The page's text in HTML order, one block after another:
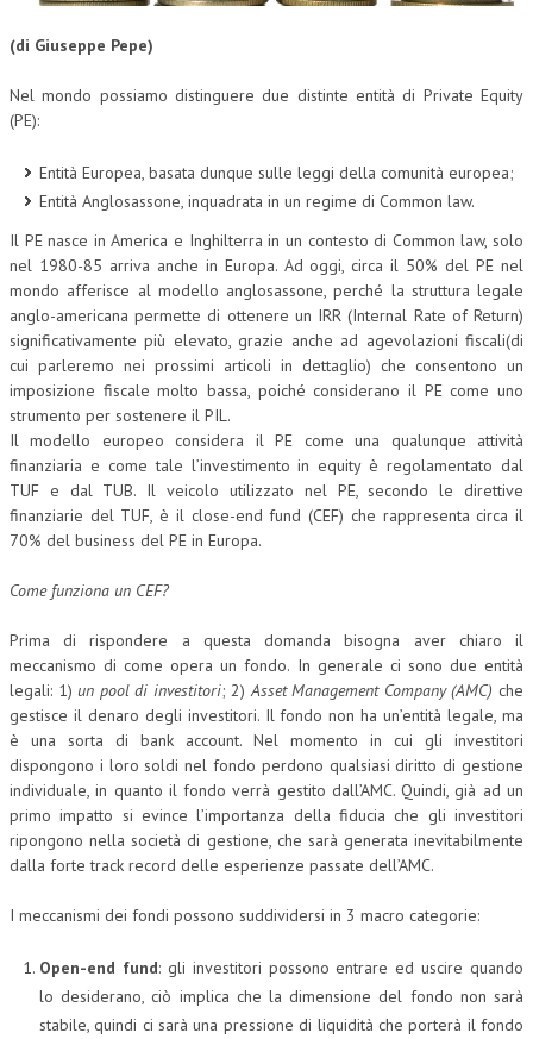
BROCHURE CE.S.E.D.
LA RIVISTA
LA RIVISTA
COMITATO SCIENTIFICO
COMITATO EDITORIALE
REDAZIONE
PEER REVIEW
CODICE ETICO
AUTORI
CORPORATE SOCIAL RESPONSIBILITY
ECONOMIA DELL’ARTE
HUMAN RESOURCES
RISORSE UMANE
TREASURY IN FINANCIAL SERVICES
RISK MANAGEMENT
SVILUPPO SOSTENIBILE
(di Giuseppe Pepe)
Nel mondo possiamo distinguere due distinte entità di Private Equity
(PE):
Entità Europea, basata dunque sulle leggi della comunità europea;
Entità Anglosassone, inquadrata in un regime di Common law.
Il PE nasce in America e Inghilterra in un contesto di Common law, solo
nel 1980-85 arriva anche in Europa. Ad oggi, circa il 50% del PE nel
mondo afferisce al modello anglosassone, perché la struttura legale
anglo-americana permette di ottenere un IRR (Internal Rate of Return)
significativamente più elevato, grazie anche ad agevolazioni fiscali(di
cui parleremo nei prossimi articoli in dettaglio) che consentono un
imposizione fiscale molto bassa, poiché considerano il PE come uno
strumento per sostenere il PIL.
Il modello europeo considera il PE come una qualunque attività
finanziaria e come tale l’investimento in equity è regolamentato dal
TUF e dal TUB. Il veicolo utilizzato nel PE, secondo le direttive
finanziarie del TUF, è il close-end fund (CEF) che rappresenta circa il
70% del business del PE in Europa.
Come funziona un CEF?
Prima di rispondere a questa domanda bisogna aver chiaro il
meccanismo di come opera un fondo. In generale ci sono due entità
legali: 1) un pool di investitori; 2)Asset Management Company (AMC) che
gestisce il denaro degli investitori. Il fondo non ha un’entità legale, ma
è una sorta di bank account. Nel momento in cui gli investitori
dispongono i loro soldi nel fondo perdono qualsiasi diritto di gestione
individuale, in quanto il fondo verrà gestito dall’AMC. Quindi, già ad un
primo impatto si evince l’importanza della fiducia che gli investitori
ripongono nella società di gestione, che sarà generata inevitabilmente
dalla forte track record delle esperienze passate dell’AMC.
I meccanismi dei fondi possono suddividersi in 3 macro categorie:
Open-end fund: gli investitori possono entrare ed uscire quando
lo desiderano, ciò implica che la dimensione del fondo non sarà
stabile, quindi ci sarà una pressione di liquidità che porterà il fondo